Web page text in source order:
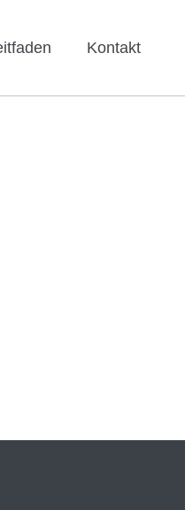
Kontakt